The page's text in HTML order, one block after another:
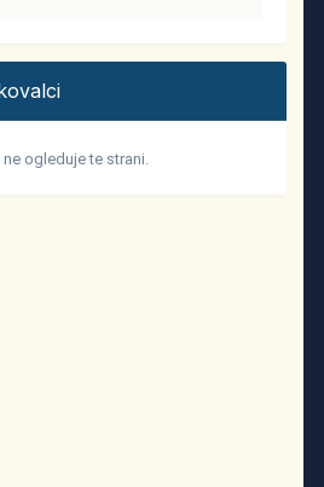
ogleduje te strani.